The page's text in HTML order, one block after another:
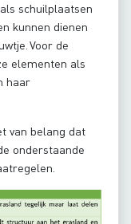
schuilplaatsen
kunnen dienen
Voor de
elementen als
haar
van belang dat
onderstaande